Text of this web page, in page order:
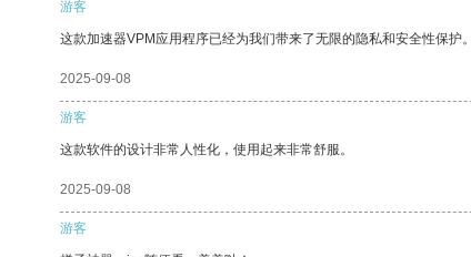
游客
这款加速器VPM应用程序已经为我们带来了无限的隐私和安全性保护。
2025-09-08
游客
这款软件的设计非常人性化，使用起来非常舒服。
2025-09-08
游客